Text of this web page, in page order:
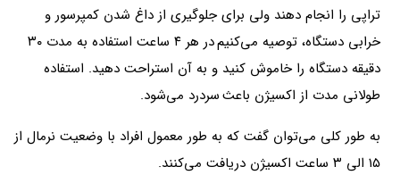
تراپی را انجام دهند ولی برای جلوگیری از داغ شدن کمپرسور و
خرابی دستگاه، توصیه می‌کنیم در هر ۴ ساعت استفاده به مدت ۳۰
دقیقه دستگاه را خاموش کنید و به آن استراحت دهید. استفاده
طولانی مدت از اکسیژن باعث سردرد می‌شود.
به طور کلی می‌توان گفت که به طور معمول افراد با وضعیت نرمال از
۱۵ الی ۳ ساعت اکسیژن دریافت می‌کنند.